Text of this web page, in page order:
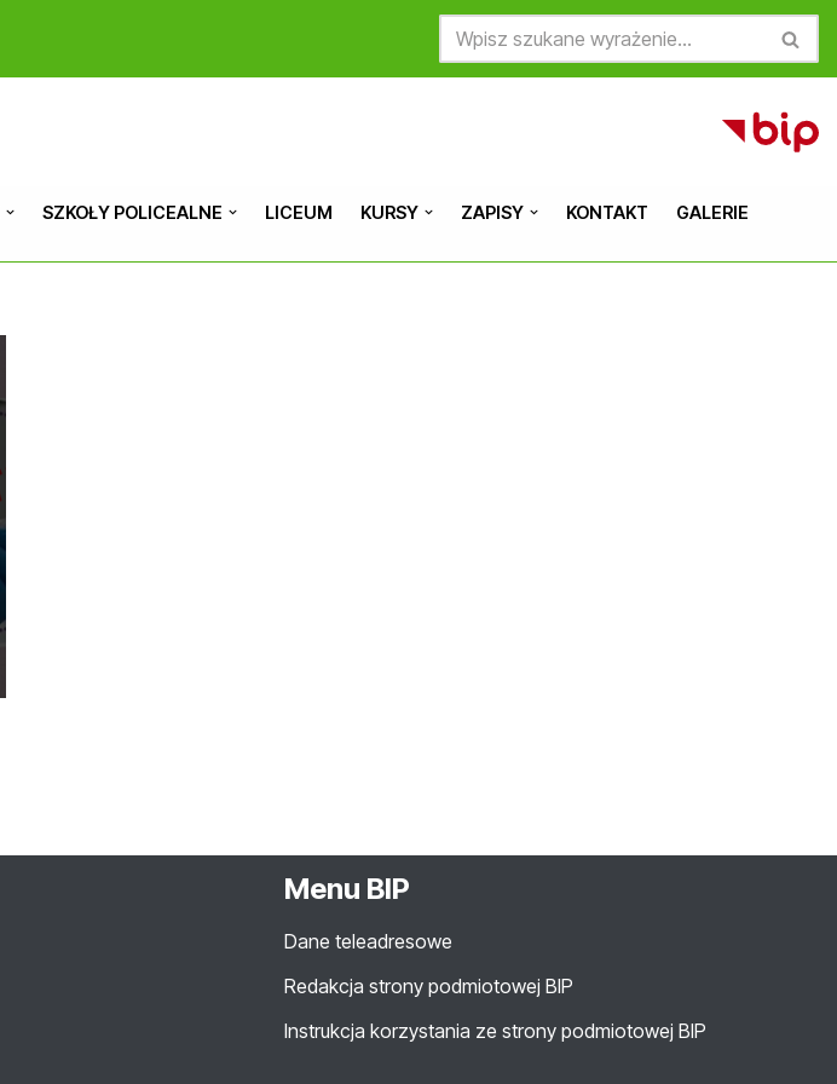
SZKOŁY POLICEALNE LICEUM KURSY ZAPISY KONTAKT GALERIE
Menu BIP
Dane teleadresowe
Redakcja strony podmiotowej BIP
Instrukcja korzystania ze strony podmiotowej BIP